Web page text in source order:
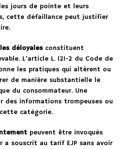
jours de pointe et leurs
cette défaillance peut justifier
déloyalesconstituent
L’article L. 121-2 du Code de
les pratiques qui altèrent ou
de manière substantielle le
du consommateur. Une
des informations trompeuses ou
catégorie.
peuvent être invoqués
a souscrit au tarif EJP sans avoir